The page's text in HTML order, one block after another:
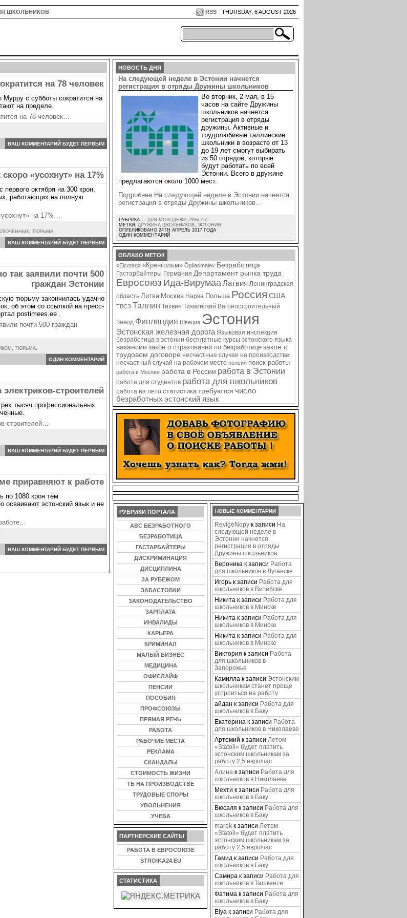
ШКОЛЬНИКОВ THURSDAY, 6 AUGUST 2026
RSS
на 78 человек
с субботы сократится на
на пределе.
на 78 человек…
ВАШ КОММЕНТАРИЙ БУДЕТ ПЕРВЫМ
«усохнут» на 17%
первого октября на 300 крон,
работающих на полную
на 17%…
, ТЮРЬМА.
ВАШ КОММЕНТАРИЙ БУДЕТ ПЕРВЫМ
заявили почти 500
граждан Эстонии
тюрьму закончилась удачно
об этом со ссылкой на пресс-
postimees.ee .
почти 500 граждан
, ТЮРЬМА.
ОДИН КОММЕНТАРИЙ
строителей
тысяч профессиональных
строителей…
ВАШ КОММЕНТАРИЙ БУДЕТ ПЕРВЫМ
приравняют к работе
по 1080 крон тем
эстонский язык и не
ВАШ КОММЕНТАРИЙ БУДЕТ ПЕРВЫМ
НОВОСТЬ ДНЯ
На следующей неделе в Эстонии начнется
регистрация в отряды Дружины школьников
Во вторник, 2 мая, в 15
часов на сайте Дружины
школьников начнется
регистрация в отряды
дружины. Активные и
трудолюбивые таллинские
школьники в возрасте от 13
до 19 лет смогут выбирать
из 50 отрядов, которые
будут работать по всей
Эстонии. Всего в дружине
предлагаются около 1000 мест.
Подробнее На следующей неделе в Эстонии начнется
регистрация в отряды Дружины школьников…
РУБРИКА : - ДЛЯ МОЛОДЕЖИ, РАБОТА
МЕТКИ: ДРУЖИНА ШКОЛЬНИКОВ, ЭСТОНИЯ
ОПУБЛИКОВАНО 24TH АПРЕЛЬ 2017 ГОДА
ОДИН КОММЕНТАРИЙ
ОБЛАКО МЕТОК
«Elcoteq» «Кренгольм» Õpilasmalev Безработица
Гастарбайтеры Германия Департамент рынка труда
Евросоюз Ида-ВирумааЛатвия Ленинградская
область Литва Москва Нарва Польша Россия США
ТВСЗ Таллин Тихвин Тихвинский Вагоностроительный
Завод Финляндия Швеция Эстония
Эстонская железная дорога Языковая инспекция
безработица в эстонии бесплатные курсы эстонского языка
вакансии закон о страховании по безработице закон о
трудовом договоре несчастные случаи на производстве
несчастный случай на рабочем месте пенсия поиск работы
работа в Москве работа в России работа в Эстонии
работа для студентов работа для школьников
работа на лето статистика требуются число
безработных эстонский язык
НОВЫЕ КОММЕНТАРИИ
RevigeNopy к записи На
следующей неделе в
Эстонии начнется
регистрация в отряды
Дружины школьников
Вероника к записи Работа
для школьников в Луганске
Игорь к записи Работа для
школьников в Витебске
Никита к записи Работа для
школьников в Минске
Никита к записи Работа для
школьников в Минске
Никита к записи Работа для
школьников в Минске
Виктория к записи Работа
для школьников в
Запорожье
Камилла к записи Эстонским
школьникам станет проще
устроиться на работу
айдан к записи Работа для
школьников в Баку
Екатерина к записи Работа
для школьников в Николаеве
Артемий к записи Летом
«Statoil» будет платить
эстонским школьникам за
работу 2,5 евро/час
Алина к записи Работа для
школьников в Николаеве
Мехти к записи Работа для
школьников в Баку
Вюсаля к записи Работа для
школьников в Баку
marek к записи Летом
«Statoil» будет платить
эстонским школьникам за
работу 2,5 евро/час
Гамид к записи Работа для
школьников в Баку
Самира к записи Работа для
школьников в Ташкенте
Фатима к записи Работа для
школьников в Баку
Elya к записи Работа для
РУБРИКИ ПОРТАЛА
ABC БЕЗРАБОТНОГО
БЕЗРАБОТИЦА
ГАСТАРБАЙТЕРЫ
ДИСКРИМИНАЦИЯ
ДИСЦИПЛИНА
ЗА РУБЕЖОМ
ЗАБАСТОВКИ
ЗАКОНОДАТЕЛЬСТВО
ЗАРПЛАТА
ИНВАЛИДЫ
КАРЬЕРА
КРИМИНАЛ
МАЛЫЙ БИЗНЕС
МЕДИЦИНА
ОФИСЛАЙФ
ПЕНСИИ
ПОСОБИЯ
ПРОФСОЮЗЫ
ПРЯМАЯ РЕЧЬ
РАБОТА
РАБОЧИЕ МЕСТА
РЕКЛАМА
СКАНДАЛЫ
СТОИМОСТЬ ЖИЗНИ
ТБ НА ПРОИЗВОДСТВЕ
ТРУДОВЫЕ СПОРЫ
УВОЛЬНЕНИЯ
УЧЕБА
ПАРТНЕРСКИЕ САЙТЫ
РАБОТА В ЕВРОСОЮЗЕ
STROIKA24.EU
СТАТИСТИКА